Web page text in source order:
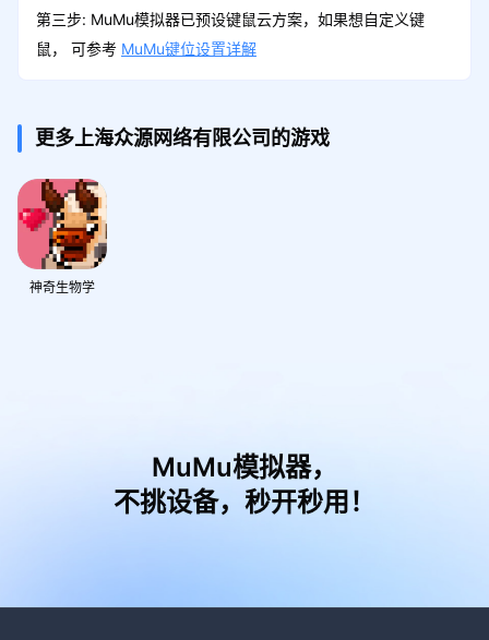
第三步: MuMu模拟器已预设键鼠云方案，如果想自定义键
鼠， 可参考 MuMu键位设置详解
更多上海众源网络有限公司的游戏
神奇生物学
MuMu模拟器，
不挑设备，秒开秒用！